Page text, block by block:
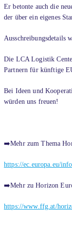
Er betonte auch die
der über ein eigenes
Ausschreibungsdetails
Die LCA Logistik
Partnern für künftige
Bei Ideen und
würden uns freuen!
➡️Mehr zum Thema
https://ec.europa.eu/
➡️Mehr zu Horizon
https://www.ffg.at/